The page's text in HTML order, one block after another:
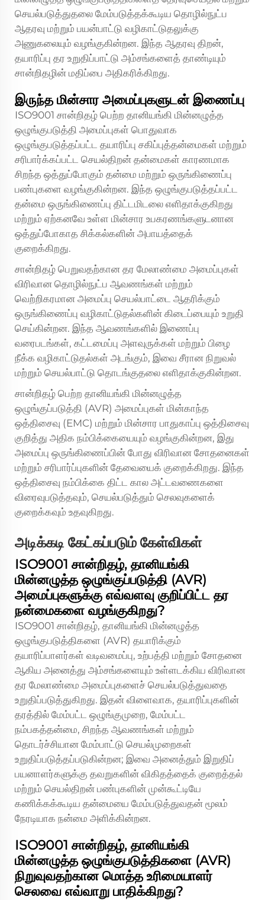
செயல்படுத்துதலை மேம்படுத்தக்கூடிய தொழில்நுட்ப
ஆதரவு மற்றும் பயன்பாட்டு வழிகாட்டுதலுக்கு
அணுகலையும் வழங்குகின்றன. இந்த ஆதரவு திறன்,
தயாரிப்பு தர உறுதிப்பாட்டு அம்சங்களைத் தாண்டியும்
சான்றிதழின் மதிப்பை அதிகரிக்கிறது.
இருந்த மின்சார அமைப்புகளுடன் இணைப்பு
ISO9001 சான்றிதழ் பெற்ற தானியங்கி மின்னழுத்த
ஒழுங்குபடுத்தி அமைப்புகள் பொதுவாக
ஒழுங்குபடுத்தப்பட்ட தயாரிப்பு சகிப்புத்தன்மைகள் மற்றும்
சரிபார்க்கப்பட்ட செயல்திறன் தன்மைகள் காரணமாக
சிறந்த ஒத்துப்போகும் தன்மை மற்றும் ஒருங்கிணைப்பு
பண்புகளை வழங்குகின்றன. இந்த ஒழுங்குபடுத்தப்பட்ட
தன்மை ஒருங்கிணைப்பு திட்டமிடலை எளிதாக்குகிறது
மற்றும் ஏற்கனவே உள்ள மின்சார உபகரணங்களுடனான
ஒத்துப்போகாத சிக்கல்களின் அபாயத்தைக்
குறைக்கிறது.
சான்றிதழ் பெறுவதற்கான தர மேலாண்மை அமைப்புகள்
விரிவான தொழில்நுட்ப ஆவணங்கள் மற்றும்
வெற்றிகரமான அமைப்பு செயல்பாட்டை ஆதரிக்கும்
ஒருங்கிணைப்பு வழிகாட்டுதல்களின் கிடைப்பையும் உறுதி
செய்கின்றன. இந்த ஆவணங்களில் இணைப்பு
வரைபடங்கள், கட்டமைப்பு அளவுருக்கள் மற்றும் பிழை
நீக்க வழிகாட்டுதல்கள் அடங்கும், இவை சீரான நிறுவல்
மற்றும் செயல்பாட்டு தொடங்குதலை எளிதாக்குகின்றன.
சான்றிதழ் பெற்ற தானியங்கி மின்னழுத்த
ஒழுங்குப்படுத்தி (AVR) அமைப்புகள் மின்காந்த
ஒத்திசைவு (EMC) மற்றும் மின்சார பாதுகாப்பு ஒத்திசைவு
குறித்து அதிக நம்பிக்கையையும் வழங்குகின்றன, இது
அமைப்பு ஒருங்கிணைப்பின் போது விரிவான சோதனைகள்
மற்றும் சரிபார்ப்புகளின் தேவையைக் குறைக்கிறது. இந்த
ஒத்திசைவு நம்பிக்கை திட்ட கால அட்டவணைகளை
விரைவுபடுத்தவும், செயல்படுத்தும் செலவுகளைக்
குறைக்கவும் உதவுகிறது.
அடிக்கடி கேட்கப்படும் கேள்விகள்
ISO9001 சான்றிதழ், தானியங்கி
மின்னழுத்த ஒழுங்குப்படுத்தி (AVR)
அமைப்புகளுக்கு எவ்வளவு குறிப்பிட்ட தர
நன்மைகளை வழங்குகிறது?
ISO9001 சான்றிதழ், தானியங்கி மின்னழுத்த
ஒழுங்குபடுத்திகளை (AVR) தயாரிக்கும்
தயாரிப்பாளர்கள் வடிவமைப்பு, உற்பத்தி மற்றும் சோதனை
ஆகிய அனைத்து அம்சங்களையும் உள்ளடக்கிய விரிவான
தர மேலாண்மை அமைப்புகளைச் செயல்படுத்துவதை
உறுதிப்படுத்துகிறது. இதன் விளைவாக, தயாரிப்புகளின்
தரத்தில் மேம்பட்ட ஒழுங்குமுறை, மேம்பட்ட
நம்பகத்தன்மை, சிறந்த ஆவணங்கள் மற்றும்
தொடர்ச்சியான மேம்பாட்டு செயல்முறைகள்
உறுதிப்படுத்தப்படுகின்றன; இவை அனைத்தும் இறுதிப்
பயனாளர்களுக்கு தவறுகளின் விகிதத்தைக் குறைத்தல்
மற்றும் செயல்திறன் பண்புகளின் முன்கூட்டியே
கணிக்கக்கூடிய தன்மையை மேம்படுத்துவதன் மூலம்
நேரடியாக நன்மை அளிக்கின்றன.
ISO9001 சான்றிதழ், தானியங்கி
மின்னழுத்த ஒழுங்குபடுத்திகளை (AVR)
நிறுவுவதற்கான மொத்த உரிமையாளர்
செலவை எவ்வாறு பாதிக்கிறது?